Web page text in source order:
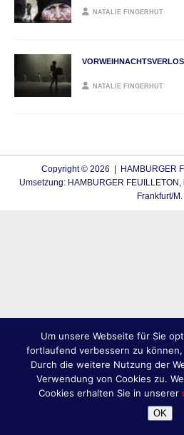
NATALIE FINGERHUT
NATALIE FINGERHUT
Copyright © 2026 | HAMBURGER
Umsetzung: HAMBURGER
Frankfurt/M.
Um unsere Webseite für Sie
fortlaufend verbessern zu
Durch die weitere Nutzung der
Verwendung von Cookies zu.
Cookies erhalten Sie in unserer
OK